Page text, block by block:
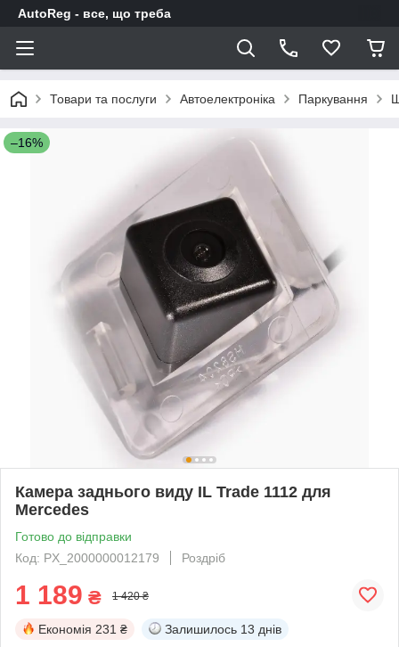
AutoReg - все, що треба
Товари та послуги Автоелектроніка Паркування
–16%
Камера заднього виду IL Trade 1112 для
Mercedes
Готово до відправки
Код: PX_2000000012179
Роздріб
1 189 ₴ 1 420 ₴
Економія 231 ₴ Залишилось 13 днів